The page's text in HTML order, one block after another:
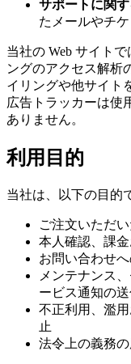
サポートに関
たメールやチケ
当社の Web サイト
ングのアクセス解析
イリングや他サイト
広告トラッカーは使
ありません。
利用目的
当社は、以下の目的
ご注文いただ
本人確認、課
お問い合わせ
メンテナンス
ービス通知の
不正利用、濫
止
法令上の義務